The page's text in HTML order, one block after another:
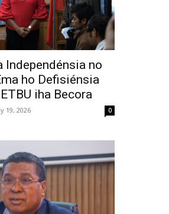
Independénsia no
ho Defisiénsia
iha Becora
19, 2026 0